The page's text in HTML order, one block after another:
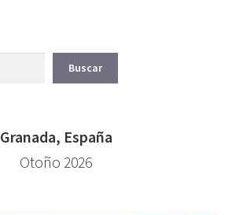
Buscar
Granada, España
Otoño 2026